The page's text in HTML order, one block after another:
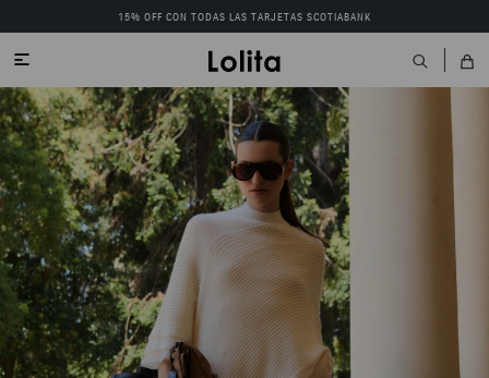
15% OFF CON TODAS LAS TARJETAS SCOTIABANK
